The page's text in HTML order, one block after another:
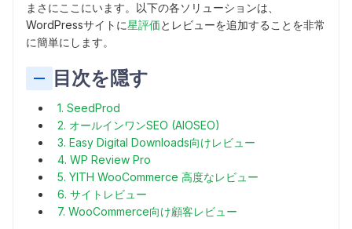
まさにここにいます。以下の各ソリューションは、
WordPressサイトに星評価とレビューを追加することを非常
に簡単にします。
目次を隠す
1. SeedProd
2. オールインワンSEO (AIOSEO)
3. Easy Digital Downloads向けレビュー
4. WP Review Pro
5. YITH WooCommerce 高度なレビュー
6. サイトレビュー
7. WooCommerce向け顧客レビュー